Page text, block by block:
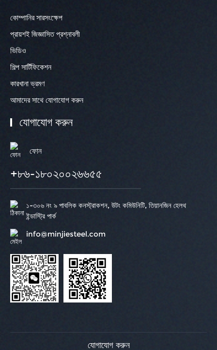
কোম্পানির সারসংক্ষেপ
প্রায়শই জিজ্ঞাসিত প্রশ্নাবলী
ভিডিও
শিল্প সার্টিফিকেশন
কারখানা ভ্রমণ
আমাদের সাথে যোগাযোগ করুন
যোগাযোগ করুন
ফোন
+৮৬-১৮০২০০২৬৬৫৫
১-৩০৬ নং ৯ পাবলিক কনস্ট্রাকশন, উটং কমিউনিটি, তিয়ানজিন হেলথ
ইন্ডাস্ট্রি পার্ক
info@minjiesteel.com
যোগাযোগ করুন